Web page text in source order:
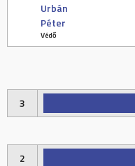
Urbán
Péter
Védő
3
2